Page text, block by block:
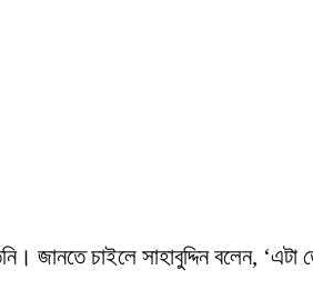
জানতে চাইলে সাহাবুদ্দিন বলেন,